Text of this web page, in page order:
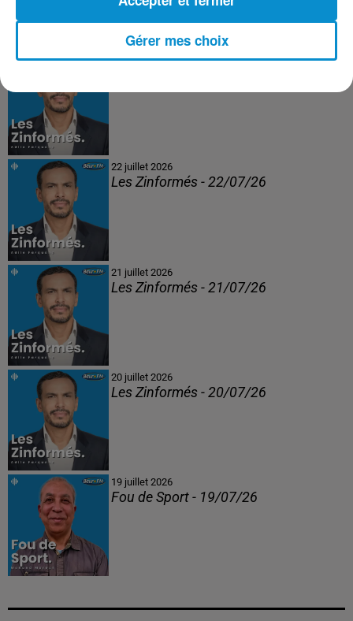
23 juillet 2026
22 juillet 2026
Les Zinformés - 22/07/26
21 juillet 2026
Les Zinformés - 21/07/26
20 juillet 2026
Les Zinformés - 20/07/26
19 juillet 2026
Fou de Sport - 19/07/26
Gérer mes choix